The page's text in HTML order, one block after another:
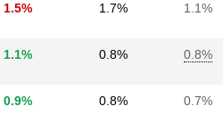
1.5% 1.7% 1.1%
1.1% 0.8% 0.8%
0.9% 0.8% 0.7%